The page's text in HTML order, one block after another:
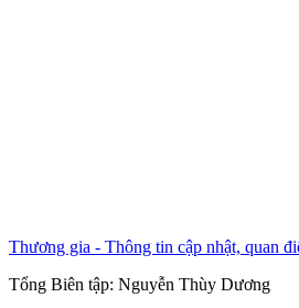
Thương gia - Thông tin cập nhật, quan
Tổng Biên tập: Nguyễn Thùy Dương